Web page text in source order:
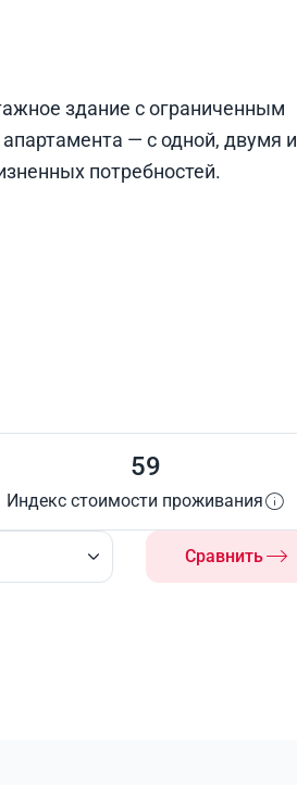
здание с ограниченным
— с одной, двумя и
потребностей.
59
Индекс стоимости проживания
Сравнить